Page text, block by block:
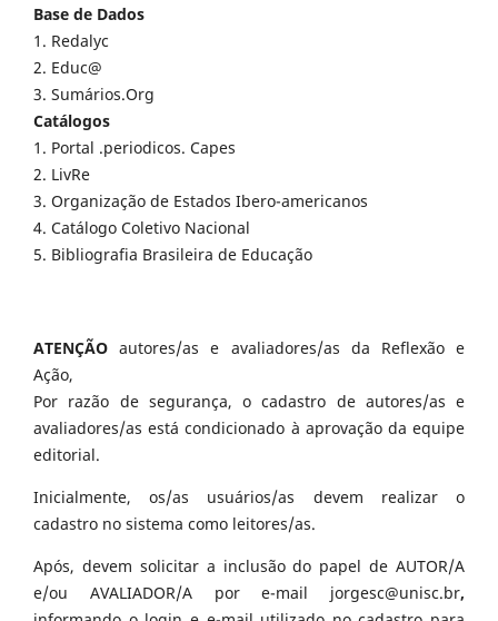
Base de Dados
1. Redalyc
2. Educ@
3. Sumários.Org
Catálogos
1. Portal .periodicos. Capes
2. LivRe
3. Organização de Estados Ibero-americanos
4. Catálogo Coletivo Nacional
5. Bibliografia Brasileira de Educação
ATENÇÃO autores/as e avaliadores/as da Reflexão e
Ação,
Por razão de segurança, o cadastro de autores/as e
avaliadores/as está condicionado à aprovação da equipe
editorial.
Inicialmente, os/as usuários/as devem realizar o
cadastro no sistema como leitores/as.
Após, devem solicitar a inclusão do papel de AUTOR/A
e/ou AVALIADOR/A por e-mail jorgesc@unisc.br,